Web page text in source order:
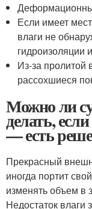
Если имеет
влаги не
гидроизоляции
Из-за пролитой
рассохшиеся
Можно ли
делать,
— есть
Прекрасный
иногда портит
изменять объем в
Недостаток влаги